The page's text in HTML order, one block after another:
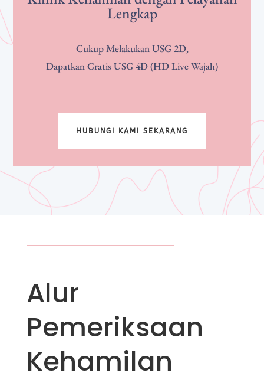
Lengkap
Cukup Melakukan USG 2D,
Dapatkan Gratis USG 4D (HD Live Wajah)
HUBUNGI KAMI SEKARANG
Alur
Pemeriksaan
Kehamilan